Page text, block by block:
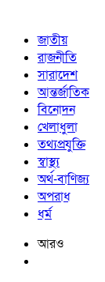
জাতীয়
রাজনীতি
সারাদেশ
আন্তর্জাতিক
বিনোদন
খেলাধুলা
তথ্যপ্রযুক্তি
স্বাস্থ্য
অর্থ-বাণিজ্য
অপরাধ
ধর্ম
আরও